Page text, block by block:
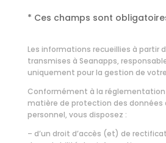
* Ces champs sont
Les informations recueillies à partir
transmises à Seanapps,
uniquement pour la gestion de
Conformément à la réglementation
matière de protection des données
personnel, vous disposez :
– d’un droit d’accès (et) de